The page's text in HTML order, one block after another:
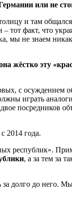
или не
и там
факт, что
мы не знаем
жёстко эту
с осуждением
играть
посредников
2014 года.
республик».
, а за тем за
долго до него.